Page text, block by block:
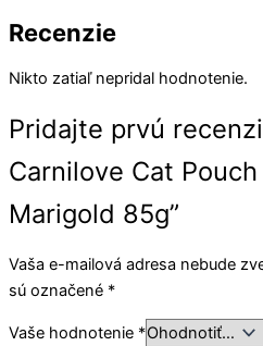
Recenzie
Nikto zatiaľ nepridal hodnotenie.
Pridajte prvú
Carnilove Cat
Marigold 85g”
Vaša e-mailová adresa nebude
sú označené *
Vaše hodnotenie *